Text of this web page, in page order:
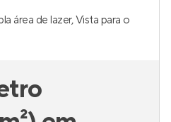
área de lazer, Vista para o